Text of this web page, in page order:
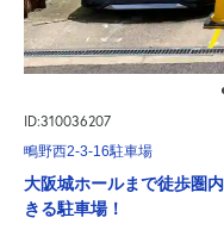
ID:310036207
鴫野西2-3-16駐車場
大阪城ホールまで徒歩圏
きる駐車場！